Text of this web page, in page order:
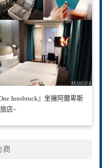
Innsbruck』坐擁阿爾卑斯
店~
商